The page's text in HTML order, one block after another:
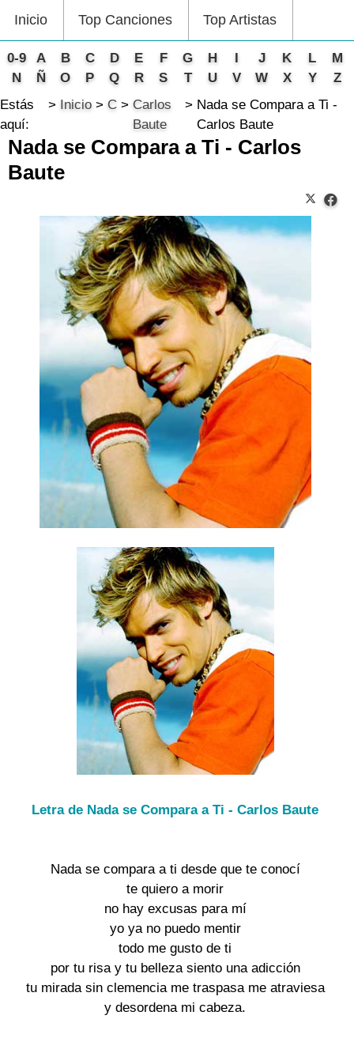
Inicio Top Canciones Top Artistas
0-9 A B C D E F G H I J K L
M
N
Ñ O P Q R S T U V W X Y
Z
Estás
aquí:
Inicio C
Carlos
Baute
Nada se Compara a Ti -
Carlos Baute
Nada se Compara a Ti - Carlos
Baute
Letra de Nada se Compara a Ti - Carlos Baute
Nada se compara a ti desde que te conocí
te quiero a morir
no hay excusas para mí
yo ya no puedo mentir
todo me gusto de ti
por tu risa y tu belleza siento una adicción
tu mirada sin clemencia me traspasa me atraviesa
y desordena mi cabeza.